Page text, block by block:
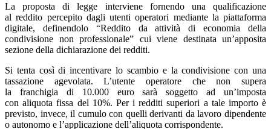
La proposta di legge interviene fornendo una qualificazione
al reddito percepito dagli utenti operatori mediante la piattaforma
digitale, definendolo “Reddito da attività di economia della
condivisione non professionale” cui viene destinata un’apposita
sezione della dichiarazione dei redditi.
Si tenta così di incentivare lo scambio e la condivisione con una
tassazione agevolata. L’utente operatore che non supera
la franchigia di 10.000 euro sarà soggetto ad un’imposta
con aliquota fissa del 10%. Per i redditi superiori a tale importo è
previsto, invece, il cumulo con quelli derivanti da lavoro dipendente
o autonomo e l’applicazione dell’aliquota corrispondente.